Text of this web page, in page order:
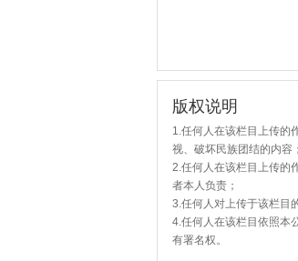
版权说明
1.任何人在该栏目上传的
视、破坏民族团结的内容；
2.任何人在该栏目上传的
者本人负责；
3.任何人对上传于该栏目
4.任何人在该栏目依照本
有署名权。